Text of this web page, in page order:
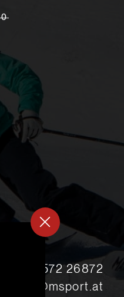
+43 5572 26872
msport@msport.at